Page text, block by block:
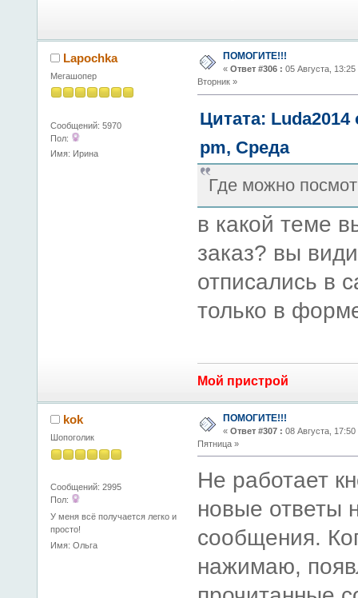
Lapochka
Мегашопер
Сообщений: 5970
Пол:
Имя: Ирина
ПОМОГИТЕ!!!
« Ответ #306 : 05 Августа, 13:25
Вторник »
Цитата:
pm, Среда
Где можно
в какой теме
заказ? вы
отписались в
только в
Мой пристрой
kok
Шопоголик
Сообщений: 2995
Пол:
У меня всё получается легко и
просто!
Имя: Ольга
ПОМОГИТЕ!!!
« Ответ #307 : 08 Августа, 17:50
Пятница »
Не работает
новые ответы
сообщения.
нажимаю,